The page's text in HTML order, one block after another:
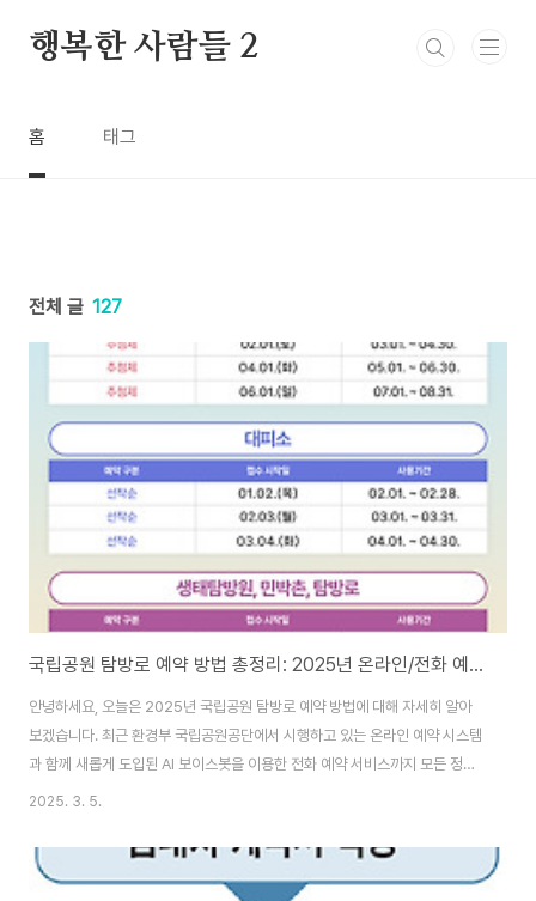
행복한 사람들 2
홈 태그
전체 글 127
국립공원 탐방로 예약 방법 총정리: 2025년 온라인/전화 예약 완벽 가이드
안녕하세요, 오늘은 2025년 국립공원 탐방로 예약 방법에 대해 자세히 알아
보겠습니다. 최근 환경부 국립공원공단에서 시행하고 있는 온라인 예약 시스템
과 함께 새롭게 도입된 AI 보이스봇을 이용한 전화 예약 서비스까지 모든 정보
를 총정리해 드릴게요.국립공원 탐방로 예약은 국립공원의 자연환경 보전과 방
방로가 조기 마감되는 경우가 많아 미리 국립공원 탐방로 예약을 해두는 것이
중요합니다. 국립공원 탐방로 신청 링크 바로가기국립공원 탐방로 예약, 이제
2025. 3. 5.